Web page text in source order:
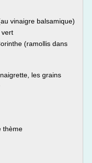
vinaigre balsamique)
vert
(ramollis dans
les grains
thème